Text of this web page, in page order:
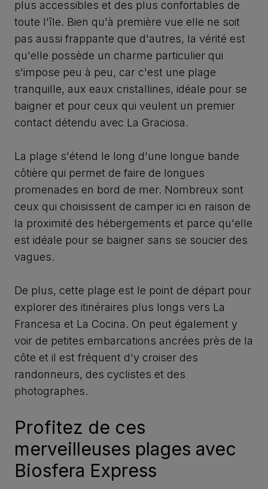
plus accessibles et des plus confortables de
toute l'île. Bien qu'à première vue elle ne soit
pas aussi frappante que d'autres, la vérité est
qu'elle possède un charme particulier qui
s'impose peu à peu, car c'est une plage
tranquille, aux eaux cristallines, idéale pour se
baigner et pour ceux qui veulent un premier
contact détendu avec La Graciosa.
La plage s'étend le long d'une longue bande
côtière qui permet de faire de longues
promenades en bord de mer. Nombreux sont
ceux qui choisissent de camper ici en raison de
la proximité des hébergements et parce qu'elle
est idéale pour se baigner sans se soucier des
vagues.
De plus, cette plage est le point de départ pour
explorer des itinéraires plus longs vers La
Francesa et La Cocina. On peut également y
voir de petites embarcations ancrées près de la
côte et il est fréquent d'y croiser des
randonneurs, des cyclistes et des
photographes.
Profitez de ces
merveilleuses plages avec
Biosfera Express